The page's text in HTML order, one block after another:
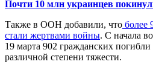
Почти 10 млн украинцев
Также в ООН добавили, что более
стали жертвами войны. С начала
19 марта 902 гражданских
различной степени тяжести.